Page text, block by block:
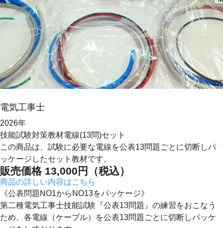
電気工事士
2026年
技能試験対策教材電線(13問)セット
この商品は、試験に必要な電線を公表13問題ごとに切断しパ
ッケージしたセット教材です。
販売価格 13,000 円（税込）
商品の詳しい内容はこちら
《公表問題NO1からNO13をパッケージ》
第二種電気工事士技能試験『公表13問題』の練習をおこなう
ため、各電線（ケーブル）を公表13問題ごとに切断しパッケ